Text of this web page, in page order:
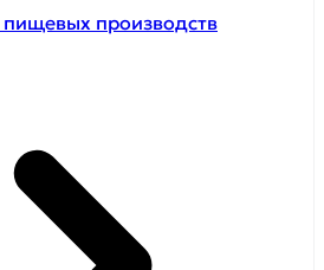
производств